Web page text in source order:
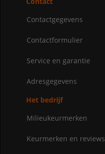
Contactgegevens
Contactformulier
Service en garantie
Adresgegevens
Het bedrijf
Milieukeurmerken
Keurmerken en reviews